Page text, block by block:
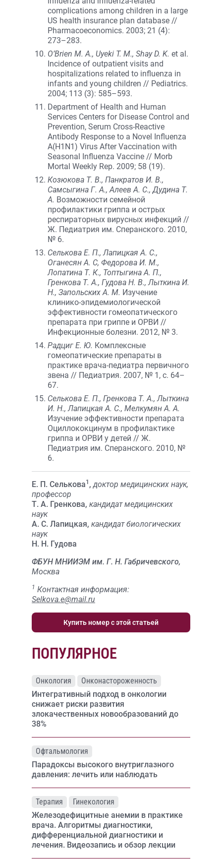
complications among children in a large
US health insurance plan database //
Pharmacoeconomics. 2003; 21 (4):
273–283.
O’Brien M. A., Uyeki T. M., Shay D. K. et al.
Incidence of outpatient visits and
hospitalizations related to influenza in
infants and young children // Pediatrics.
2004; 113 (3): 585–593.
Department of Health and Human
Services Centers for Disease Control and
Prevention, Serum Cross-Reactive
Antibody Response to a Novel Influenza
A(H1N1) Virus After Vaccination with
Seasonal Influenza Vaccine // Morb
Mortal Weekly Rep. 2009; 58 (19).
Козюкова Т. В., Панкратов И. В.,
Самсыгина Г. А., Алеев А. С., Дудина Т.
А. Возможности семейной
профилактики гриппа и острых
респираторных вирусных инфекций //
Ж. Педиатрия им. Сперанского. 2010,
№ 6.
Селькова Е. П., Лапицкая А. С.,
Оганесян А. С, Федорова И. М.,
Лопатина Т. К., Топтыгина А. П.,
Гренкова Т. А., Гудова Н. В., Лыткина И.
Н., Запольских А. М. Изучение
клинико-эпидемиологической
эффективности гомеопатического
препарата при гриппе и ОРВИ //
Инфекционные болезни. 2012, № 3.
Радциг Е. Ю. Комплексные
гомеопатические препараты в
практике врача-педиатра первичного
звена // Педиатрия. 2007, № 1, с. 64–
67.
Селькова Е. П., Гренкова Т. А., Лыткина
И. Н., Лапицкая А. С., Мелкумян А. А.
Изучение эффективности препарата
Оциллококцинум в профилактике
гриппа и ОРВИ у детей // Ж.
Педиатрия им. Сперанского. 2010, №
6.
Е. П. Селькова1 , доктор медицинских наук,
профессор
Т. А. Гренкова, кандидат медицинских
наук
А. С. Лапицкая, кандидат биологических
наук
Н. Н. Гудова
ФБУН МНИИЭМ им. Г. Н. Габричевского,
Москва
1 Контактная информация:
Selkova.e@mail.ru
Купить номер с этой статьей
ПОПУЛЯРНОЕ
Онкология
Онконастороженность
Интегративный подход в онкологии
снижает риски развития
злокачественных новообразований до
38%
Офтальмология
Парадоксы высокого внутриглазного
давления: лечить или наблюдать
Терапия
Гинекология
Железодефицитные анемии в практике
врача. Алгоритмы диагностики,
дифференциальной диагностики и
лечения. Видеозапись и обзор лекции